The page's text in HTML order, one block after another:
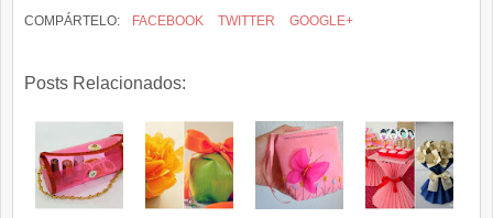
COMPÁRTELO: FACEBOOK TWITTER GOOGLE+
Posts Relacionados: